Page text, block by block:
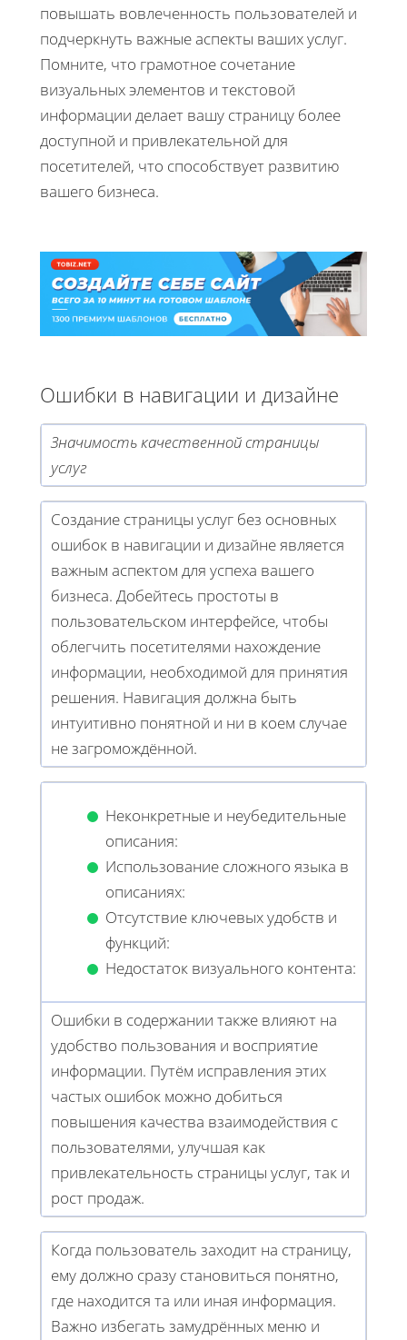
повышать вовлеченность пользователей и
подчеркнуть важные аспекты ваших услуг.
Помните, что грамотное сочетание
визуальных элементов и текстовой
информации делает вашу страницу более
доступной и привлекательной для
посетителей, что способствует развитию
вашего бизнеса.
Ошибки в навигации и дизайне
Значимость качественной страницы
услуг
Создание страницы услуг без основных
ошибок в навигации и дизайне является
важным аспектом для успеха вашего
бизнеса. Добейтесь простоты в
пользовательском интерфейсе, чтобы
облегчить посетителями нахождение
информации, необходимой для принятия
решения. Навигация должна быть
интуитивно понятной и ни в коем случае
не загромождённой.
Неконкретные и неубедительные
описания:
Использование сложного языка в
описаниях:
Отсутствие ключевых удобств и
функций:
Недостаток визуального контента:
Ошибки в содержании также влияют на
удобство пользования и восприятие
информации. Путём исправления этих
частых ошибок можно добиться
повышения качества взаимодействия с
пользователями, улучшая как
привлекательность страницы услуг, так и
рост продаж.
Когда пользователь заходит на страницу,
ему должно сразу становиться понятно,
где находится та или иная информация.
Важно избегать замудрённых меню и